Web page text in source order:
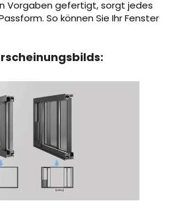
Vorgaben gefertigt, sorgt jedes
So können Sie Ihr Fenster